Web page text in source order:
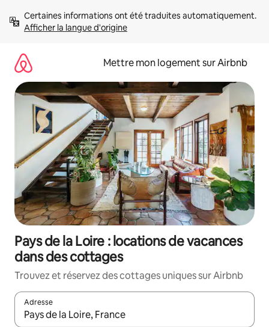
directement
Afficher la langue d'origine
Mettre mon logement sur Airbnb
Pays de la Loire : locations de vacances
dans des cottages
Trouvez et réservez des cottages uniques sur Airbnb
Adresse
Lorsque les résultats s'affichent, utilisez les flèches vers le